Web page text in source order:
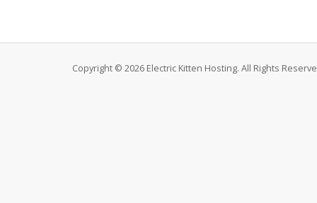
Copyright © 2026 Electric Kitten Hosting. All Rights